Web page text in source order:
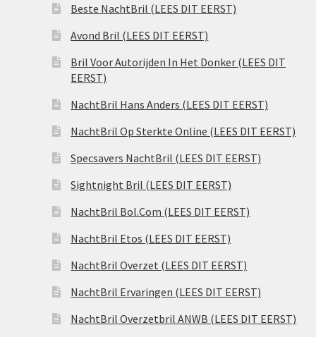
Beste NachtBril (LEES DIT EERST)
Avond Bril (LEES DIT EERST)
Bril Voor Autorijden In Het Donker (LEES DIT
EERST)
NachtBril Hans Anders (LEES DIT EERST)
NachtBril Op Sterkte Online (LEES DIT EERST)
Specsavers NachtBril (LEES DIT EERST)
Sightnight Bril (LEES DIT EERST)
NachtBril Bol.Com (LEES DIT EERST)
NachtBril Etos (LEES DIT EERST)
NachtBril Overzet (LEES DIT EERST)
NachtBril Ervaringen (LEES DIT EERST)
NachtBril Overzetbril ANWB (LEES DIT EERST)